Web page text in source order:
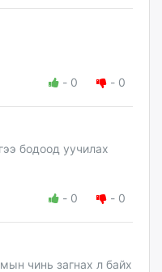
- 0 - 0
бодоод уучилах
- 0 - 0
чинь загнах л байх